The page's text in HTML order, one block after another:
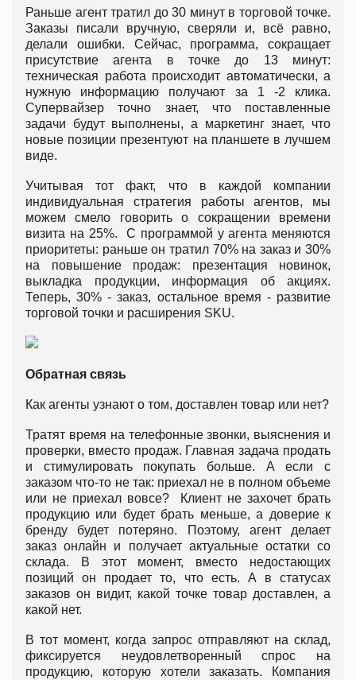
Раньше агент тратил до 30 минут в торговой точке.
Заказы писали вручную, сверяли и, всё равно,
делали ошибки. Сейчас, программа, сокращает
присутствие агента в точке до 13 минут:
техническая работа происходит автоматически, а
нужную информацию получают за 1 -2 клика.
Супервайзер точно знает, что поставленные
задачи будут выполнены, а маркетинг знает, что
новые позиции презентуют на планшете в лучшем
виде.
Учитывая тот факт, что в каждой компании
индивидуальная стратегия работы агентов, мы
можем смело говорить о сокращении времени
визита на 25%. С программой у агента меняются
приоритеты: раньше он тратил 70% на заказ и 30%
на повышение продаж: презентация новинок,
выкладка продукции, информация об акциях.
Теперь, 30% - заказ, остальное время - развитие
торговой точки и расширения SKU.
Обратная связь
Как агенты узнают о том, доставлен товар или нет?
Тратят время на телефонные звонки, выяснения и
проверки, вместо продаж. Главная задача продать
и стимулировать покупать больше. А если с
заказом что-то не так: приехал не в полном объеме
или не приехал вовсе? Клиент не захочет брать
продукцию или будет брать меньше, а доверие к
бренду будет потеряно. Поэтому, агент делает
заказ онлайн и получает актуальные остатки со
склада. В этот момент, вместо недостающих
позиций он продает то, что есть. А в статусах
заказов он видит, какой точке товар доставлен, а
какой нет.
В тот момент, когда запрос отправляют на склад,
фиксируется неудовлетворенный спрос на
продукцию, которую хотели заказать. Компания